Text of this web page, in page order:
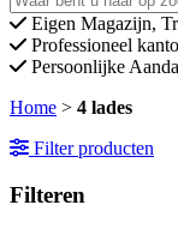
Eigen Magazijn,
Professioneel
Persoonlijke
Home > 4 lades
Filter producten
Filteren